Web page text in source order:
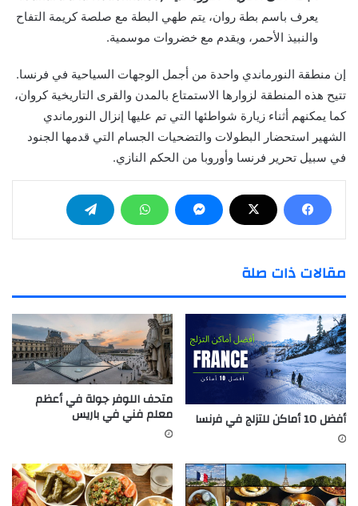
يعرف باسم بطة روان، يتم طهي البطة مع صلصة كريمة التفاح
والنبيذ الأحمر، ويقدم مع خضروات موسمية.
إن منطقة النورماندي واحدة من أجمل الوجهات السياحية في فرنسا.
تتيح هذه المنطقة لزوارها الاستمتاع بالمدن والقرى التاريخية كروان،
كما يمكنهم أثناء زيارة شواطئها التي تم عليها إنزال النورماندي
الشهير استحضار البطولات والتضحيات الجسام التي قدمها الجنود
في سبيل تحرير فرنسا وأوروبا من الحكم النازي.
مقالات ذات صلة
أفضل 10 أماكن للتزلج في فرنسا
متحف اللوفر جولة في أعظم
معلم فني في باريس